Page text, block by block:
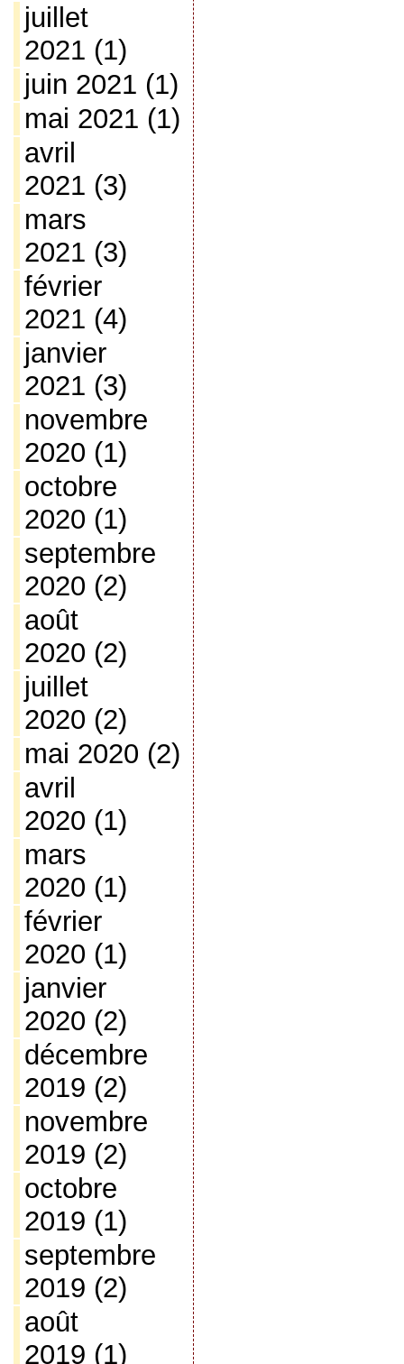
juillet
2021 (1)
juin 2021 (1)
mai 2021 (1)
avril
2021 (3)
mars
2021 (3)
février
2021 (4)
janvier
2021 (3)
novembre
2020 (1)
octobre
2020 (1)
septembre
2020 (2)
août
2020 (2)
juillet
2020 (2)
mai 2020 (2)
avril
2020 (1)
mars
2020 (1)
février
2020 (1)
janvier
2020 (2)
décembre
2019 (2)
novembre
2019 (2)
octobre
2019 (1)
septembre
2019 (2)
août
2019 (1)